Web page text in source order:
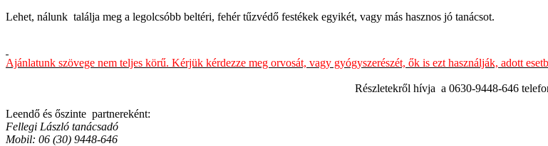
Lehet, nálunk találja meg a legolcsóbb beltéri, fehér tűzvédő festékek egyikét, vagy más hasznos jó tanácsot.
Ajánlatunk szövege nem teljes körű. Kérjük kérdezze meg orvosát, vagy gyógyszerészét, ők is ezt használják, adott
Részletekről hívja a 0630-9448-646
Leendő és őszinte partnereként:
Fellegi László tanácsadó
Mobil: 06 (30) 9448-646